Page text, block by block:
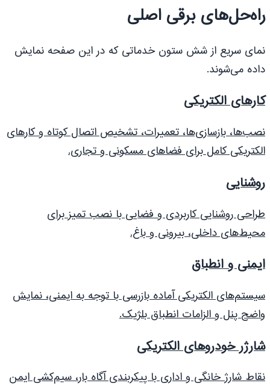
راه‌حل‌های برقی اصلی
نمای سریع از شش ستون خدماتی که در این صفحه نمایش
داده می‌شوند.
کارهای الکتریکی
نصب‌ها، بازسازی‌ها، تعمیرات، تشخیص اتصال کوتاه و کارهای
الکتریکی کامل برای فضاهای مسکونی و تجاری.
روشنایی
طراحی روشنایی کاربردی و فضایی با نصب تمیز برای
محیط‌های داخلی، بیرونی و باغ.
ایمنی و انطباق
سیستم‌های الکتریکی آماده بازرسی با توجه به ایمنی، نمایش
واضح پنل و الزامات انطباق بلژیک.
شارژر خودروهای الکتریکی
نقاط شارژ خانگی و اداری با پیکربندی آگاه بار، سیم‌کشی ایمن